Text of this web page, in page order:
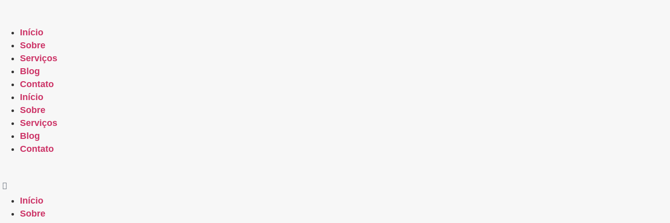
Início
Sobre
Serviços
Blog
Contato
Início
Sobre
Serviços
Blog
Contato
Início
Sobre